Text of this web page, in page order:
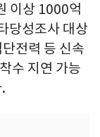
이상 1000억
당성조사 대상
전력 등 신속
수 지연 가능